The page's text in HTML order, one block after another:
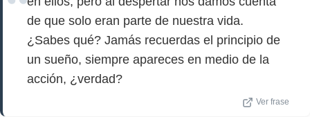
de que solo eran parte de nuestra vida.
¿Sabes qué? Jamás recuerdas el principio de
un sueño, siempre apareces en medio de la
acción, ¿verdad?
Ver frase